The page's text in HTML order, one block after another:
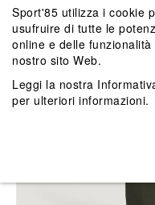
Sport'85 utilizza i cookie
usufruire di tutte le
online e delle
nostro sito Web.
Leggi la nostra
per ulteriori informazioni.